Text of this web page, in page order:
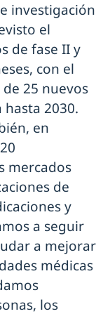
investigación
el
de fase II y
con el
25 nuevos
2030.
en
mercados
de
y
a seguir
a mejorar
médicas
los